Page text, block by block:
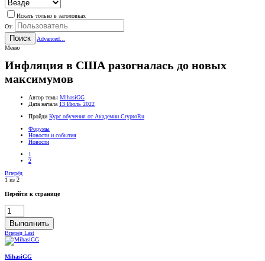
Искать только в заголовках
От:
Поиск
Advanced...
Меню
Инфляция в США разогналась до новых
максимумов
Автор темы MihasiGG
Дата начала 13 Июль 2022
Пройди Курс обучения от Академии CryptoRu
Форумы
Новости и события
Новости
1
2
Вперёд
1 из 2
Перейти к странице
Выполнить
Вперёд Last
MihasiGG